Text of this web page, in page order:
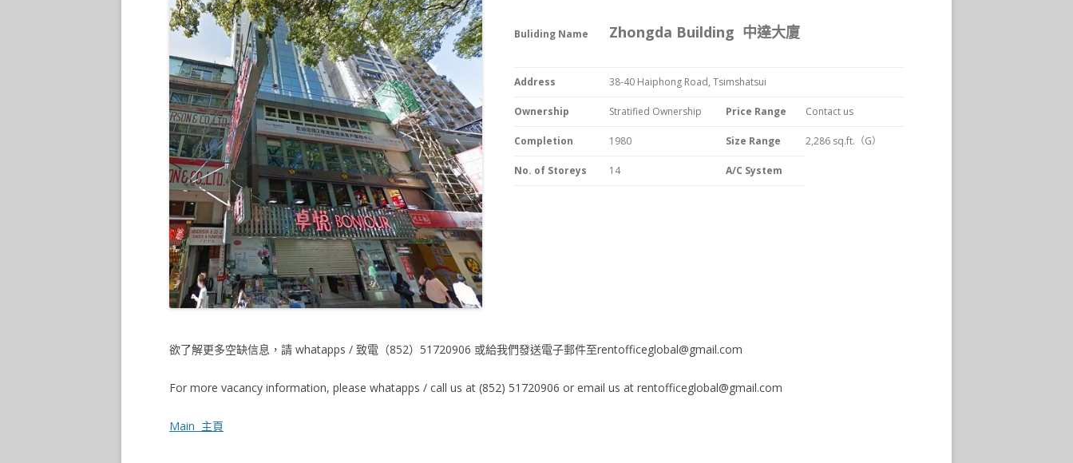
Buliding Name Zhongda Building 中達大廈
Address 38-40 Haiphong Road, Tsimshatsui
Ownership Stratified Ownership Price Range Contact us
Completion 1980 Size Range 2,286 sq.ft.（G）
No. of Storeys 14 A/C System
欲了解更多空缺信息，請 whatapps / 致電（852）51720906 或給我們發送電子郵件至rentofficeglobal@gmail.com
For more vacancy information, please whatapps / call us at (852) 51720906 or email us at rentofficeglobal@gmail.com
Main 主頁